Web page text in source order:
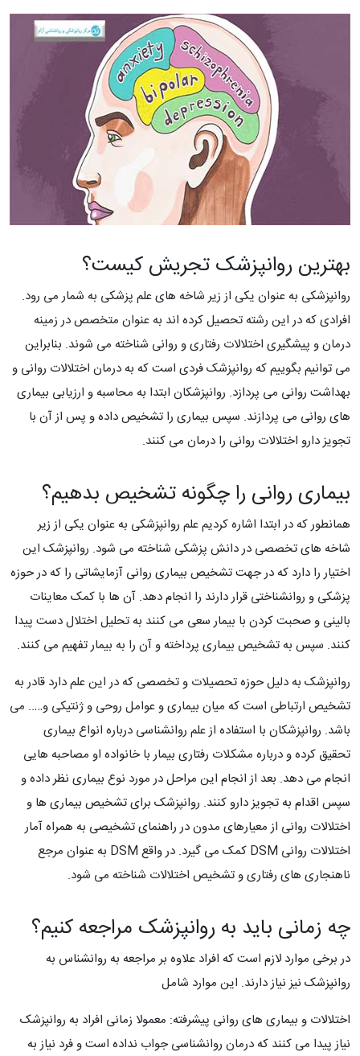
بهترین روانپزشک تجریش کیست؟
روانپزشکی به عنوان یکی از زیر شاخه های علم پزشکی به شمار می رود.
افرادی که در این رشته تحصیل کرده اند به عنوان متخصص در زمینه
درمان و پیشگیری اختلالات رفتاری و روانی شناخته می شوند. بنابراین
می توانیم بگوییم که روانپزشک فردی است که به درمان اختلالات روانی و
بهداشت روانی می پردازد. روانپزشکان ابتدا به محاسبه و ارزیابی بیماری
های روانی می پردازند. سپس بیماری را تشخیص داده و پس از آن با
تجویز دارو اختلالات روانی را درمان می کنند.
بیماری روانی را چگونه تشخیص بدهیم؟
همانطور که در ابتدا اشاره کردیم علم روانپزشکی به عنوان یکی از زیر
شاخه های تخصصی در دانش پزشکی شناخته می شود. روانپزشک این
اختیار را دارد که در جهت تشخیص بیماری روانی آزمایشاتی را که در حوزه
پزشکی و روانشناختی قرار دارند را انجام دهد. آن ها با کمک معاینات
بالینی و صحبت کردن با بیمار سعی می کنند به تحلیل اختلال دست پیدا
کنند. سپس به تشخیص بیماری پرداخته و آن را به بیمار تفهیم می کنند.
روانپزشک به دلیل حوزه تحصیلات و تخصصی که در این علم دارد قادر به
تشخیص ارتباطی است که میان بیماری و عوامل روحی و ژنتیکی و….. می
باشد. روانپزشکان با استفاده از علم روانشناسی درباره انواع بیماری
تحقیق کرده و درباره مشکلات رفتاری بیمار با خانواده او مصاحبه هایی
انجام می دهد. بعد از انجام این مراحل در مورد نوع بیماری نظر داده و
سپس اقدام به تجویز دارو کنند. روانپزشک برای تشخیص بیماری ها و
اختلالات روانی از معیارهای مدون در راهنمای تشخیصی به همراه آمار
اختلالات روانی DSM کمک می گیرد. در واقع DSM به عنوان مرجع
ناهنجاری های رفتاری و تشخیص اختلالات شناخته می شود.
چه زمانی باید به روانپزشک مراجعه کنیم؟
در برخی موارد لازم است که افراد علاوه بر مراجعه به روانشناس به
روانپزشک نیز نیاز دارند. این موارد شامل
اختلالات و بیماری های روانی پیشرفته: معمولا زمانی افراد به روانپزشک
نیاز پیدا می کنند که درمان روانشناسی جواب نداده است و فرد نیاز به